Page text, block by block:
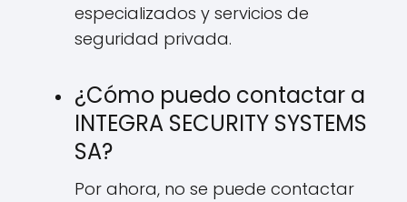
especializados y servicios de
seguridad privada.
¿Cómo puedo contactar a
INTEGRA SECURITY SYSTEMS
SA?
Por ahora, no se puede contactar